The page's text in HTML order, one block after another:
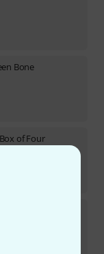
Bone
of Four
Black Lthr.